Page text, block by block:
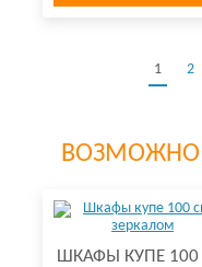
1 2
ВОЗМОЖНО
ШКАФЫ КУПЕ